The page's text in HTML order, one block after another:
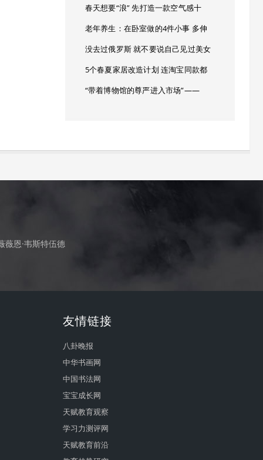
春天想要“浪” 先打造一款空气感十
老年养生：在卧室做的4件小事 多伸
没去过俄罗斯 就不要说自己见过美女
5个春夏家居改造计划 连淘宝同款都
“带着博物馆的尊严进入市场”——
恩·韦斯特伍德
友情链接
八卦晚报
中华书画网
中国书法网
宝宝成长网
天赋教育观察
学习力测评网
天赋教育前沿